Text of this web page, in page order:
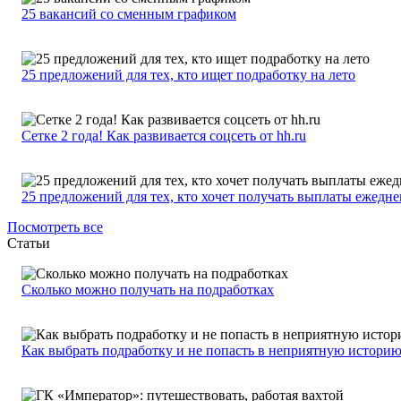
25 вакансий со сменным графиком
25 предложений для тех, кто ищет подработку на лето
Сетке 2 года! Как развивается соцсеть от hh.ru
25 предложений для тех, кто хочет получать выплаты
Посмотреть все
Статьи
Сколько можно получать на подработках
Как выбрать подработку и не попасть в неприятную историю